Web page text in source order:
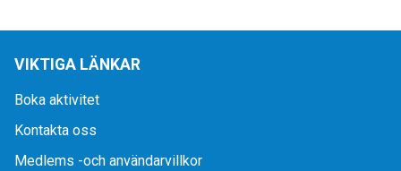
VIKTIGA LÄNKAR
Boka aktivitet
Kontakta oss
Medlems -och användarvillkor